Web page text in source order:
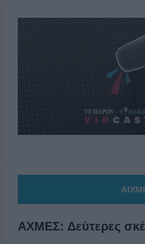
ΑΧΜΕΣ: Δεύτερες